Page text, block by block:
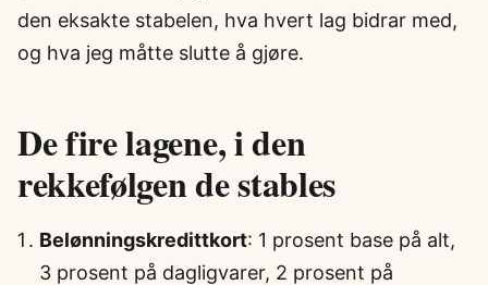
den eksakte stabelen, hva hvert lag bidrar med,
og hva jeg måtte slutte å gjøre.
De fire lagene, i den
rekkefølgen de stables
Belønningskredittkort: 1 prosent base på alt,
3 prosent på dagligvarer, 2 prosent på